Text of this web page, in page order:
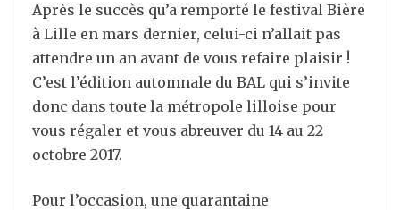
Après le succès qu’a remporté le festival Bière
à Lille en mars dernier, celui-ci n’allait pas
attendre un an avant de vous refaire plaisir !
C’est l’édition automnale du BAL qui s’invite
donc dans toute la métropole lilloise pour
vous régaler et vous abreuver du 14 au 22
octobre 2017.
Pour l’occasion, une quarantaine